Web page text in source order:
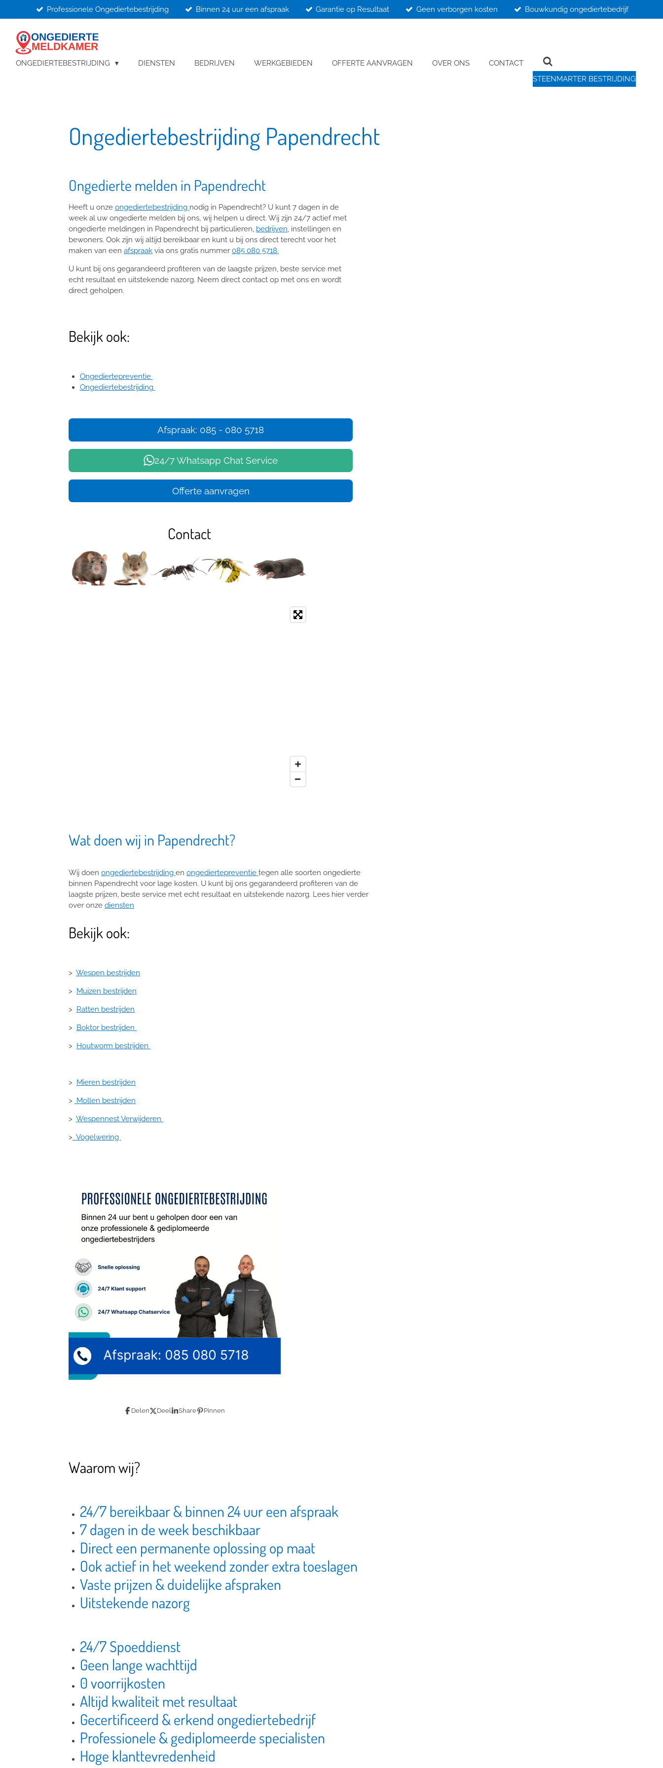
direct
naar
hoofdinhoud
Professionele Ongediertebestrijding Binnen 24 uur een afspraak Garantie op Resultaat Geen verborgen kosten Bouwkundig ongediertebedrijf
ONGEDIERTEBESTRIJDING DIENSTEN BEDRIJVEN WERKGEBIEDEN OFFERTE AANVRAGEN OVER ONS
CONTACT
STEENMARTER BESTRIJDING
Ongediertebestrijding Papendrecht
Ongedierte melden in Papendrecht
Heeft u onze ongediertebestrijding nodig in Papendrecht? U kunt 7 dagen in de
week al uw ongedierte melden bij ons, wij helpen u direct. Wij zijn 24/7 actief met
ongedierte meldingen in Papendrecht bij particulieren, bedrijven , instellingen en
bewoners. Ook zijn wij altijd bereikbaar en kunt u bij ons direct terecht voor het
maken van een afspraak via ons gratis nummer 085 080 5718.
U kunt bij ons gegarandeerd profiteren van de laagste prijzen, beste service met
echt resultaat en uitstekende nazorg. Neem direct contact op met ons en wordt
direct geholpen.
Bekijk ook:
Ongediertepreventie
Ongediertebestrijding
Afspraak: 085 - 080 5718
24/7 Whatsapp Chat Service
Offerte aanvragen
Contact
Wat doen wij in Papendrecht?
Wij doen ongediertebestrijding en ongediertepreventie tegen alle soorten ongedierte
binnen Papendrecht voor lage kosten. U kunt bij ons gegarandeerd profiteren van de
laagste prijzen, beste service met echt resultaat en uitstekende nazorg. Lees hier verder
over onze diensten
Bekijk ook:
> Wespen bestrijden
> Muizen bestrijden
> Ratten bestrijden
> Boktor bestrijden
> Houtworm bestrijden
> Mieren bestrijden
> Mollen bestrijden
> Wespennest Verwijderen
> Vogelwering
Delen Deel Share Pinnen
Waarom wij?
24/7 bereikbaar & binnen 24 uur een afspraak
7 dagen in de week beschikbaar
Direct een permanente oplossing op maat
Ook actief in het weekend zonder extra toeslagen
Vaste prijzen & duidelijke afspraken
Uitstekende nazorg
24/7 Spoeddienst
Geen lange wachttijd
0 voorrijkosten
Altijd kwaliteit met resultaat
Gecertificeerd & erkend ongediertebedrijf
Professionele & gediplomeerde specialisten
Hoge klanttevredenheid